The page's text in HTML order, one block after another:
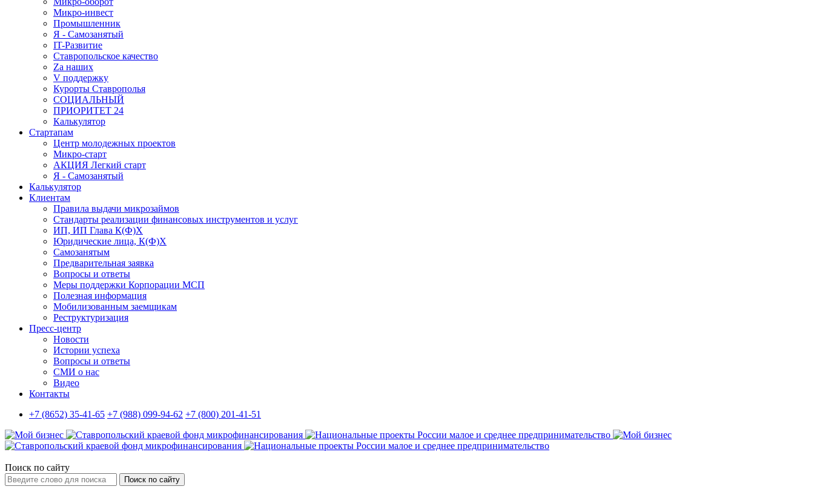
Микро-инвест
Промышленник
Я - Самозанятый
IT-Развитие
Ставропольское качество
Za наших
V поддержку
Курорты Ставрополья
СОЦИАЛЬНЫЙ
ПРИОРИТЕТ 24
Калькулятор
Стартапам
Центр молодежных проектов
Микро-старт
АКЦИЯ Легкий старт
Я - Самозанятый
Калькулятор
Клиентам
Правила выдачи микрозаймов
Стандарты реализации финансовых инструментов и услуг
ИП, ИП Глава К(Ф)Х
Юридические лица, К(Ф)Х
Самозанятым
Предварительная заявка
Вопросы и ответы
Меры поддержки Корпорации МСП
Полезная информация
Мобилизованным заемщикам
Реструктуризация
Пресс-центр
Новости
Истории успеха
Вопросы и ответы
СМИ о нас
Видео
Контакты
+7 (8652) 35-41-65 +7 (988) 099-94-62 +7 (800) 201-41-51
Поиск по сайту
Поиск по сайту